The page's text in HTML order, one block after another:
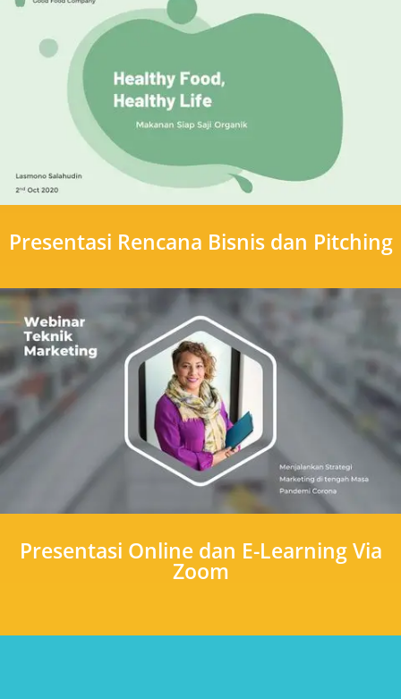
Presentasi Rencana Bisnis dan Pitching
Presentasi Online dan E-Learning Via
Zoom